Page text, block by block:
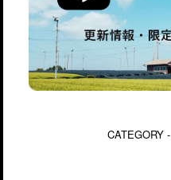
CATEGORY -